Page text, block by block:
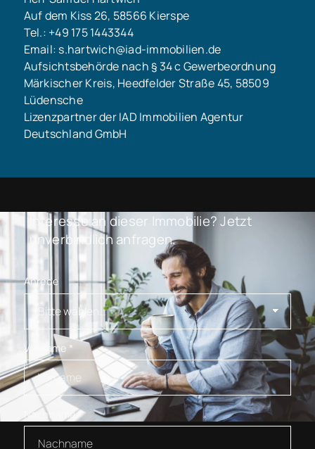
Auf dem Kiss 26, 58566 Kierspe
Tel.: +49 175 1443344
Email: s.hartwich@iad-immobilien.de
Aufsichtsbehörde nach § 34 c Gewerbeordnung
Märkischer Kreis, Heedfelder Straße 45, 58509
Lüdensche
Lizenzpartner der IAD Immobilien Agentur
Deutschland GmbH
Interesse an dieser Immobilie? Jetzt
unverbindlich anfragen.
Anrede
Vorname *
Nachname*